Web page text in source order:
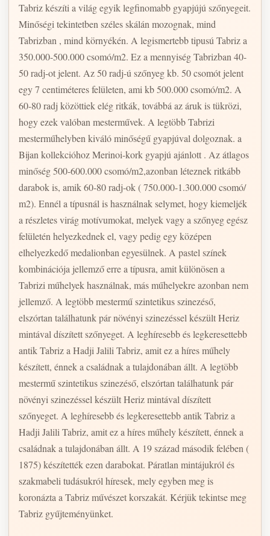
Tabriz készíti a világ egyik legfinomabb gyapjújú szőnyegeit.
Minőségi tekintetben széles skálán mozognak, mind
Tabrizban , mind környékén. A legismertebb tipusú Tabriz a
350.000-500.000 csomó/m2. Ez a mennyiség Tabrizban 40-
50 radj-ot jelent. Az 50 radj-ú szőnyeg kb. 50 csomót jelent
egy 7 centiméteres felületen, ami kb 500.000 csomó/m2. A
60-80 radj közöttiek elég ritkák, továbbá az áruk is tükrözi,
hogy ezek valóban mesterművek. A legtöbb Tabrizi
mesterműhelyben kiváló minőségű gyapjúval dolgoznak. a
Bijan kollekcióhoz Merinoi-kork gyapjú ajánlott . Az átlagos
minőség 500-600.000 csomó/m2,azonban léteznek ritkább
darabok is, amik 60-80 radj-ok ( 750.000-1.300.000 csomó/
m2). Ennél a típusnál is használnak selymet, hogy kiemeljék
a részletes virág motívumokat, melyek vagy a szőnyeg egész
felületén helyezkednek el, vagy pedig egy középen
elhelyezkedő medalionban egyesülnek. A pastel színek
kombinációja jellemző erre a típusra, amit különösen a
Tabrizi műhelyek használnak, más műhelyekre azonban nem
jellemző. A legtöbb mestermű szintetikus szinezéső,
elszórtan találhatunk pár növényi szinezéssel készült Heriz
mintával díszített szőnyeget. A leghíresebb és legkeresettebb
antik Tabriz a Hadji Jalili Tabriz, amit ez a híres műhely
készített, énnek a családnak a tulajdonában állt. A legtöbb
mestermű szintetikus szinezéső, elszórtan találhatunk pár
növényi szinezéssel készült Heriz mintával díszített
szőnyeget. A leghíresebb és legkeresettebb antik Tabriz a
Hadji Jalili Tabriz, amit ez a híres műhely készített, énnek a
családnak a tulajdonában állt. A 19 század második felében (
1875) készítették ezen darabokat. Páratlan mintájukról és
szakmabeli tudásukról híresek, mely egyben meg is
koronázta a Tabriz művészet korszakát. Kérjük tekintse meg
Tabriz gyűjteményünket.